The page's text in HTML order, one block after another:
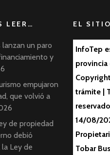
LEER…
lanzan un paro
y
empujaron
que volvió a
de propiedad
debió
la Ley de
EL SITIO
InfoTep
provincia
trámite |
14/08/
Tobar